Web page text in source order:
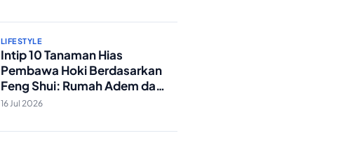
LIFESTYLE
Intip 10 Tanaman Hias
Pembawa Hoki Berdasarkan
Feng Shui: Rumah Adem dan
Rezeki Lancar!
16 Jul 2026